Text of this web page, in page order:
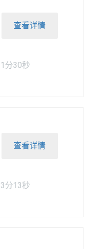
查看详情
分30秒
查看详情
分13秒